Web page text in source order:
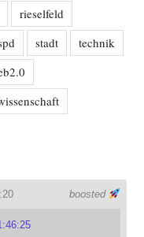
rieselfeld
stadt
technik
boosted